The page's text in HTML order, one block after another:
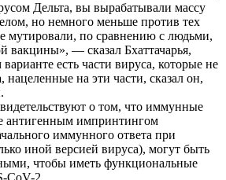
Дельта, вы вырабатывали массу
но немного меньше против тех
мутировали, по сравнению с людьми,
вакцины», — сказал Бхаттачарья,
есть части вируса, которые не
на эти части, сказал он,
о том, что иммунные
антигенным импринтингом
иммунного ответа при
иной версией вируса), могут быть
чтобы иметь функциональные
CoV-2.